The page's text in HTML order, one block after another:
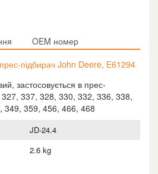
OEM номер
підбирач John Deere, E61294
застосовується в прес-
327, 337, 328, 330, 332, 336, 338,
349, 359, 456, 466, 468
JD-24.4
2.6 kg